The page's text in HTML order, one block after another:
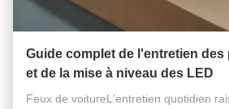
Guide complet de l'entretien
et de la mise à niveau des LED
Feux de voitureL'entretien quotidien